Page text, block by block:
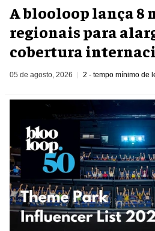
A blooloop lança 8
regionais para
cobertura
05 de agosto, 2026 2 - tempo mínimo de